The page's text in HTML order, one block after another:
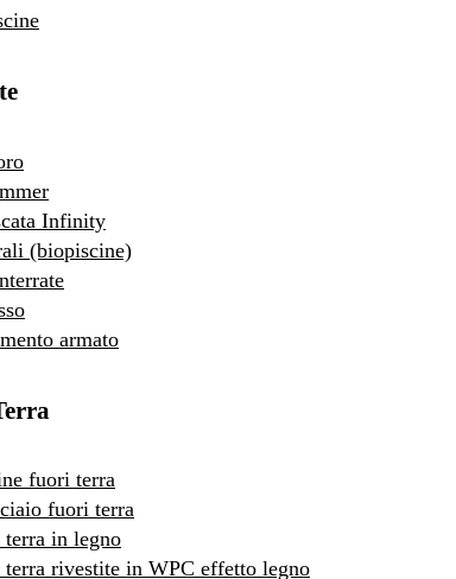
Infinity
(biopiscine)
armato
fuori terra
fuori terra
in legno
rivestite in WPC effetto legno